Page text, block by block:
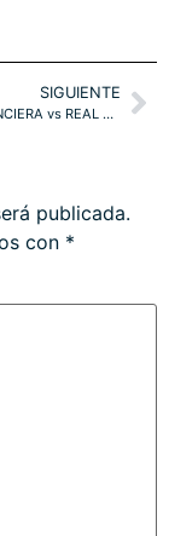
SIGUIENTE
RIQUEZA FINANCIERA vs REAL 20 a 1. ¿QUÉ HIZO EL DOW TRAS CAMBIAR LA FED DE PRESIDENTES?
publicada.
con *